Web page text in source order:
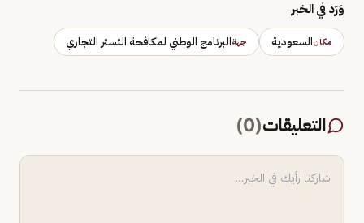
وَرَد في الخبر
مكانالسعودية جهةالبرنامج الوطني لمكافحة التستر التجاري
التعليقات(
0
)